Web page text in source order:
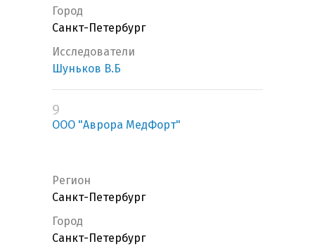
Город
Санкт-Петербург
Исследователи
Шуньков В.Б
9
ООО "Аврора МедФорт"
Регион
Санкт-Петербург
Город
Санкт-Петербург